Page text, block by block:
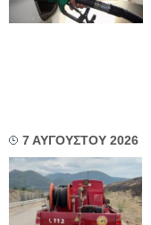
7 ΑΥΓΟΥΣΤΟΥ 2026